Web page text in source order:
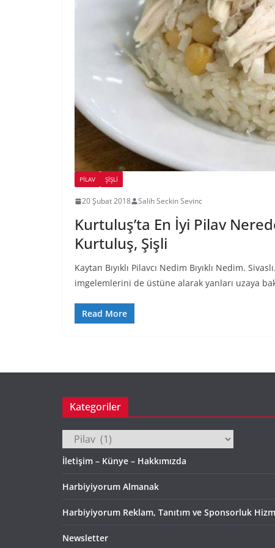
PILAV ŞIŞLI
20 Şubat 2018 Salih Seckin Sevinc
Kurtuluş’ta En İyi Pilav
Kurtuluş, Şişli
Kaytan Bıyıklı Pilavcı Nedim Bıyıklı Nedim.
imgelemlerini de üstüne alarak yanları uzaya
Read More
Kategoriler
Kategoriler
İletişim – Künye – Hakkımızda
Harbiyiyorum Almanak
Harbiyiyorum Reklam, Tanıtım ve Sponsorluk
Newsletter